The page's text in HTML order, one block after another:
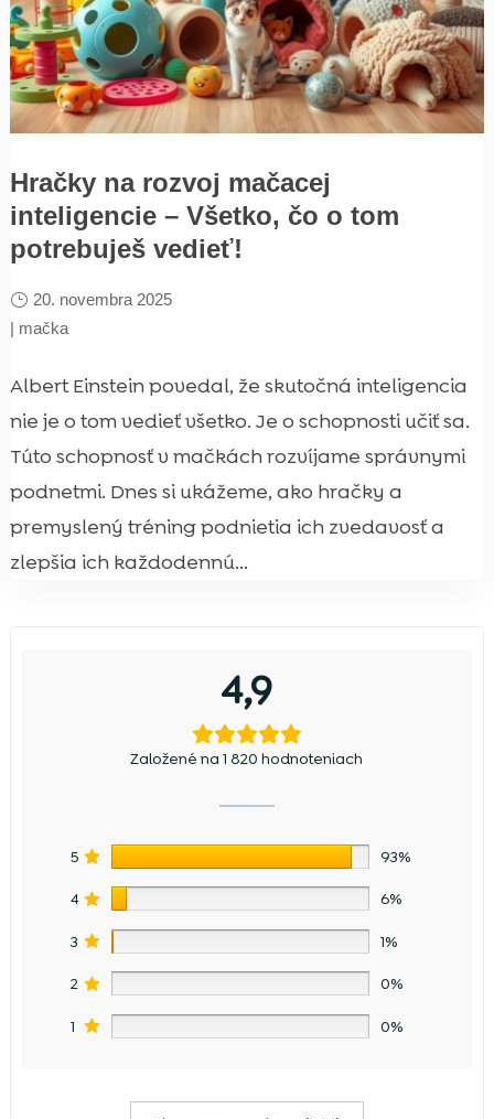
Hračky na rozvoj mačacej
inteligencie – Všetko, čo o tom
potrebuješ vedieť!
20. novembra 2025
| mačka
Albert Einstein povedal, že skutočná inteligencia
nie je o tom vedieť všetko. Je o schopnosti učiť sa.
Túto schopnosť v mačkách rozvíjame správnymi
podnetmi. Dnes si ukážeme, ako hračky a
premyslený tréning podnietia ich zvedavosť a
zlepšia ich každodennú...
4,9
Založené na 1 820 hodnoteniach
5 93%
4 6%
3 1%
2 0%
1 0%